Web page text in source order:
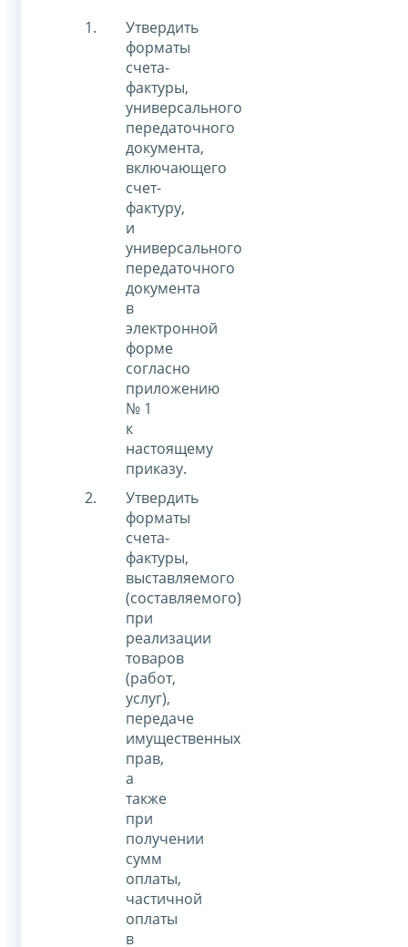
Утвердить
форматы
счета-
фактуры,
универсального
передаточного
документа,
включающего
счет-
фактуру,
и
универсального
передаточного
документа
в
электронной
форме
согласно
приложению
№ 1
к
настоящему
приказу.
Утвердить
форматы
счета-
фактуры,
выставляемого
(составляемого)
при
реализации
товаров
(работ,
услуг),
передаче
имущественных
прав,
а
также
при
получении
сумм
оплаты,
частичной
оплаты
в